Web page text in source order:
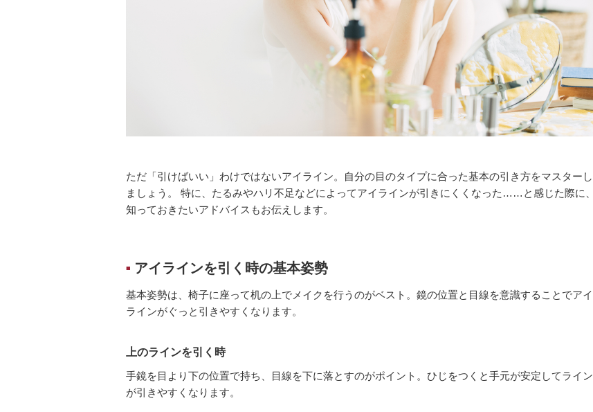
ただ「引けばいい」わけではないアイライン。自分の目のタイプに合った基本の引き方をマスターし
ましょう。 特に、たるみやハリ不足などによってアイラインが引きにくくなった……と感じた際に、
知っておきたいアドバイスもお伝えします。
■ アイラインを引く時の基本姿勢
基本姿勢は、椅子に座って机の上でメイクを行うのがベスト。鏡の位置と目線を意識することでアイ
ラインがぐっと引きやすくなります。
上のラインを引く時
手鏡を目より下の位置で持ち、目線を下に落とすのがポイント。ひじをつくと手元が安定してライン
が引きやすくなります。